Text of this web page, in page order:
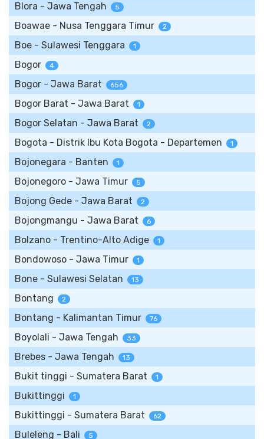
Blora - Jawa Tengah 5
Boawae - Nusa Tenggara Timur 2
Boe - Sulawesi Tenggara 1
Bogor 4
Bogor - Jawa Barat 656
Bogor Barat - Jawa Barat 1
Bogor Selatan - Jawa Barat 2
Bogota - Distrik Ibu Kota Bogota - Departemen 1
Bojonegara - Banten 1
Bojonegoro - Jawa Timur 5
Bojong Gede - Jawa Barat 2
Bojongmangu - Jawa Barat 6
Bolzano - Trentino-Alto Adige 1
Bondowoso - Jawa Timur 1
Bone - Sulawesi Selatan 13
Bontang 2
Bontang - Kalimantan Timur 76
Boyolali - Jawa Tengah 33
Brebes - Jawa Tengah 13
Bukit tinggi - Sumatera Barat 1
Bukittinggi 1
Bukittinggi - Sumatera Barat 62
Buleleng - Bali 5